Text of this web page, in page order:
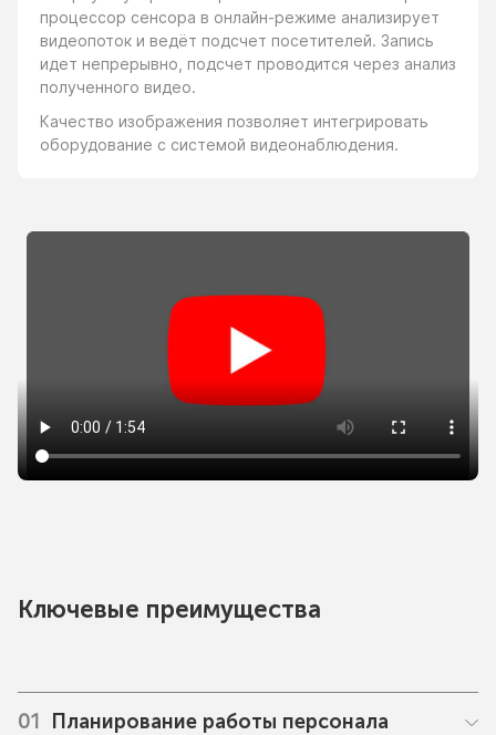
процессор сенсора в онлайн-режиме анализирует
видеопоток и ведёт подсчет посетителей. Запись
идет непрерывно, подсчет проводится через анализ
полученного видео.
Качество изображения позволяет интегрировать
оборудование с системой видеонаблюдения.
Ключевые преимущества
01 Планирование работы персонала